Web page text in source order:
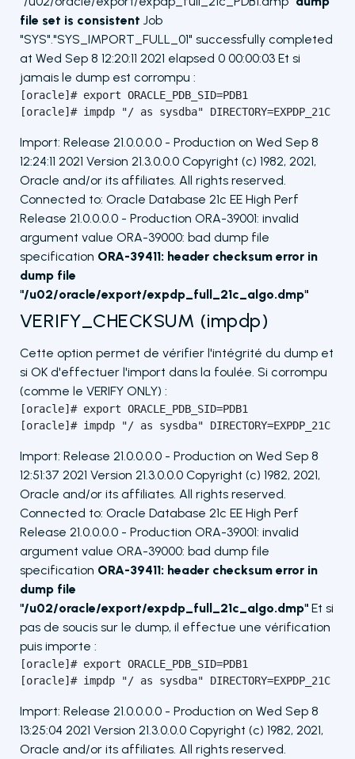
file set is consistent Job
"SYS"."SYS_IMPORT_FULL_01" successfully completed
at Wed Sep 8 12:20:11 2021 elapsed 0 00:00:03 Et si
jamais le dump est corrompu :
[oracle]# export ORACLE_PDB_SID=PDB1
[oracle]# impdp "/ as sysdba" DIRECTORY=EXPDP_21C
Import: Release 21.0.0.0.0 - Production on Wed Sep 8
12:24:11 2021 Version 21.3.0.0.0 Copyright (c) 1982, 2021,
Oracle and/or its affiliates. All rights reserved.
Connected to: Oracle Database 21c EE High Perf
Release 21.0.0.0.0 - Production ORA-39001: invalid
argument value ORA-39000: bad dump file
specification ORA-39411: header checksum error in
dump file
"/u02/oracle/export/expdp_full_21c_algo.dmp"
VERIFY_CHECKSUM (impdp)
Cette option permet de vérifier l'intégrité du dump et
si OK d'effectuer l'import dans la foulée. Si corrompu
(comme le VERIFY ONLY) :
[oracle]# export ORACLE_PDB_SID=PDB1
[oracle]# impdp "/ as sysdba" DIRECTORY=EXPDP_21C
Import: Release 21.0.0.0.0 - Production on Wed Sep 8
12:51:37 2021 Version 21.3.0.0.0 Copyright (c) 1982, 2021,
Oracle and/or its affiliates. All rights reserved.
Connected to: Oracle Database 21c EE High Perf
Release 21.0.0.0.0 - Production ORA-39001: invalid
argument value ORA-39000: bad dump file
specification ORA-39411: header checksum error in
dump file
"/u02/oracle/export/expdp_full_21c_algo.dmp" Et si
pas de soucis sur le dump, il effectue une vérification
puis importe :
[oracle]# export ORACLE_PDB_SID=PDB1
[oracle]# impdp "/ as sysdba" DIRECTORY=EXPDP_21C
Import: Release 21.0.0.0.0 - Production on Wed Sep 8
13:25:04 2021 Version 21.3.0.0.0 Copyright (c) 1982, 2021,
Oracle and/or its affiliates. All rights reserved.